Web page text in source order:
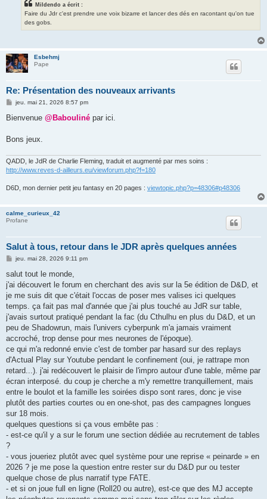
Mildendo a écrit :
Faire du Jdr c'est prendre une voix bizarre et lancer des dés en racontant qu'on tue
des gobs.
Esbehmj
Pape
Re: Présentation des nouveaux arrivants
M
s
g
jeu. mai 21, 2026 8:57 pm
Bienvenue @Babouliné par ici.
Bons jeux.
QADD, le JdR de Charlie Fleming, traduit et augmenté par mes soins :
http://www.reves-d-ailleurs.eu/viewforum.php?f=180
D6D, mon dernier petit jeu fantasy en 20 pages : viewtopic.php?p=48306#p48306
calme_curieux_42
Profane
Salut à tous, retour dans le JDR après quelques années
M
s
a
g
jeu. mai 28, 2026 9:11 pm
salut tout le monde,
j'ai découvert le forum en cherchant des avis sur la 5e édition de D&D, et
je me suis dit que c'était l'occas de poser mes valises ici quelques
temps. ça fait pas mal d'année que j'ai plus touché au JdR sur table,
j'avais surtout pratiqué pendant la fac (du Cthulhu en plus du D&D, et un
peu de Shadowrun, mais l'univers cyberpunk m'a jamais vraiment
accroché, trop dense pour mes neurones de l'époque).
ce qui m'a redonné envie c'est de tomber par hasard sur des replays
d'Actual Play sur Youtube pendant le confinement (oui, je rattrape mon
retard...). j'ai redécouvert le plaisir de l'impro autour d'une table, même par
écran interposé. du coup je cherche a m'y remettre tranquillement, mais
entre le boulot et la famille les soirées dispo sont rares, donc je vise
plutôt des parties courtes ou en one-shot, pas des campagnes longues
sur 18 mois.
quelques questions si ça vous embête pas :
- est-ce qu'il y a sur le forum une section dédiée au recrutement de tables
?
- vous joueriez plutôt avec quel système pour une reprise « peinarde » en
2026 ? je me pose la question entre rester sur du D&D pur ou tester
quelque chose de plus narratif type FATE.
- et si on joue full en ligne (Roll20 ou autre), est-ce que des MJ accepte